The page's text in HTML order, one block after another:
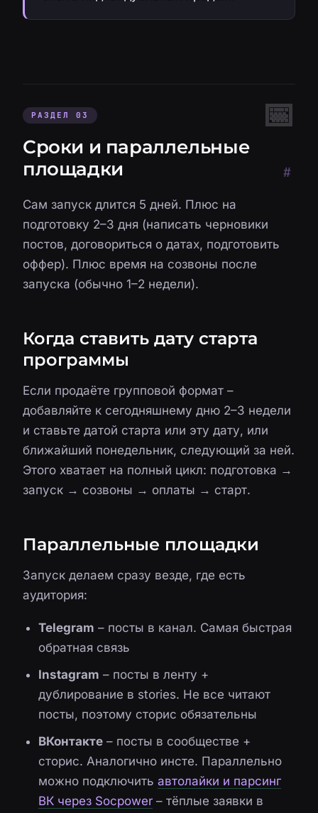
#
РАЗДЕЛ 03
Сроки и параллельные
площадки
Сам запуск длится 5 дней. Плюс на
подготовку 2–3 дня (написать черновики
постов, договориться о датах, подготовить
оффер). Плюс время на созвоны после
запуска (обычно 1–2 недели).
Когда ставить дату старта
программы
Если продаёте групповой формат –
добавляйте к сегодняшнему дню 2–3 недели
и ставьте датой старта или эту дату, или
ближайший понедельник, следующий за ней.
Этого хватает на полный цикл: подготовка →
запуск → созвоны → оплаты → старт.
Параллельные площадки
Запуск делаем сразу везде, где есть
аудитория:
Telegram – посты в канал. Самая быстрая
обратная связь
Instagram – посты в ленту +
дублирование в stories. Не все читают
посты, поэтому сторис обязательны
ВКонтакте – посты в сообществе +
сторис. Аналогично инсте. Параллельно
можно подключить автолайки и парсинг
ВК через Socpower – тёплые заявки в